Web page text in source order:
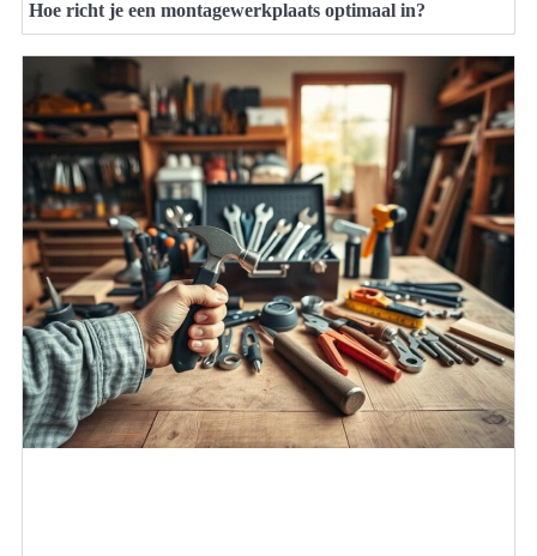
Hoe richt je een montagewerkplaats optimaal in?